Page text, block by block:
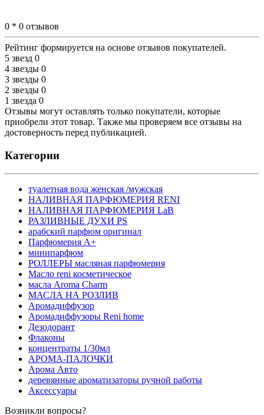
0 * 0 отзывов
Рейтинг формируется на основе отзывов покупателей.
5 звезд 0
4 звезды 0
3 звезды 0
2 звезды 0
1 звезда 0
Отзывы могут оставлять только покупатели, которые
приобрели этот товар. Также мы проверяем все отзывы на
достоверность перед публикацией.
Категории
туалетная вода женская /мужская
НАЛИВНАЯ ПАРФЮМЕРИЯ RENI
НАЛИВНАЯ ПАРФЮМЕРИЯ LaB
РАЗЛИВНЫЕ ДУХИ PS
арабский парфюм оригинал
Парфюмерия А+
минипарфюм
РОЛЛЕРЫ масляная парфюмерия
Масло reni косметическое
масла Aroma Charm
МАСЛА НА РОЗЛИВ
Аромадиффузор
Аромадиффузоры Reni home
Дезодорант
Флаконы
концентраты 1/30мл
АРОМА-ПАЛОЧКИ
Арома Авто
деревянные ароматизаторы ручной работы
Аксессуары
Возникли вопросы?